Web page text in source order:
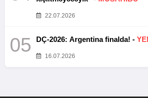
22.07.2026
05 DÇ-2026: Argentina finalda! -
16.07.2026